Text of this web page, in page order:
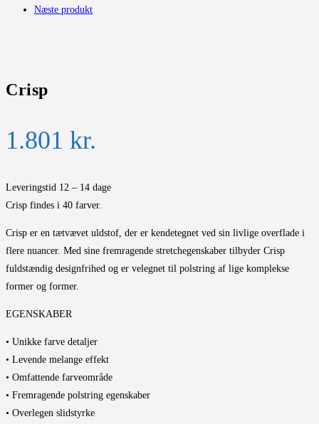
Næste produkt
Crisp
1.801 kr.
Leveringstid 12 – 14 dage
Crisp findes i 40 farver.
Crisp er en tætvævet uldstof, der er kendetegnet ved sin livlige overflade i
flere nuancer. Med sine fremragende stretchegenskaber tilbyder Crisp
fuldstændig designfrihed og er velegnet til polstring af lige komplekse
former og former.
EGENSKABER
• Unikke farve detaljer
• Levende melange effekt
• Omfattende farveområde
• Fremragende polstring egenskaber
• Overlegen slidstyrke